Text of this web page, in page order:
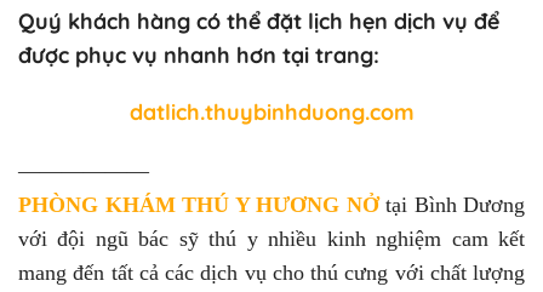
Quý khách hàng có thể đặt lịch hẹn dịch vụ để
được phục vụ nhanh hơn tại trang:
datlich.thuybinhduong.com
——————
PHÒNG KHÁM THÚ Y HƯƠNG NỞtại Bình Dương
với đội ngũ bác sỹ thú y nhiều kinh nghiệm cam kết
mang đến tất cả các dịch vụ cho thú cưng với chất lượng